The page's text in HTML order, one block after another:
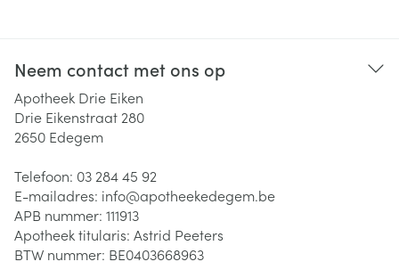
Neem contact met ons op
Apotheek Drie Eiken
Drie Eikenstraat 280
2650 Edegem
Telefoon: 03 284 45 92
E-mailadres: info@apotheekedegem.be
APB nummer: 111913
Apotheek titularis: Astrid Peeters
BTW nummer: BE0403668963